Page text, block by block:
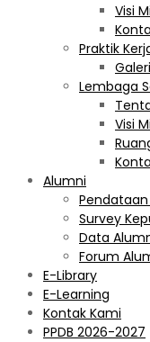
Visi
Praktik
Lembaga
Visi
Alumni
Survey
Data
Forum
E-Library
E-Learning
Kontak Kami
PPDB 2026-2027